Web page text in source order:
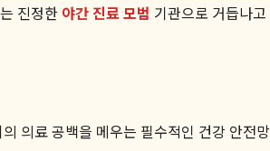
진정한 야간 진료 모범 기관으로 거듭나
의료 공백을 메우는 필수적인 건강 안전